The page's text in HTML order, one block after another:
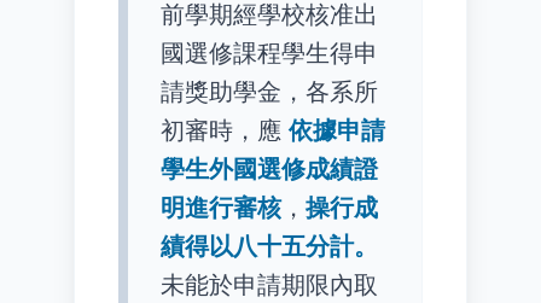
前學期經學校核准出
國選修課程學生得申
請獎助學金，各系所
初審時，應 依據申請
學生外國選修成績證
明進行審核， 操行成
績得以八十五分計。
未能於申請期限內取